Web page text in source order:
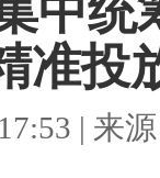
中统
准投
| 来